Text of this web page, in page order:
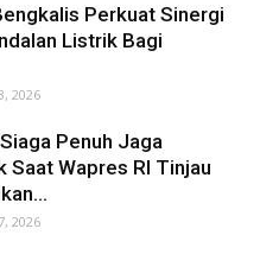
Perkuat Sinergi
Listrik Bagi
2026
Penuh Jaga
Saat Wapres RI Tinjau
2026